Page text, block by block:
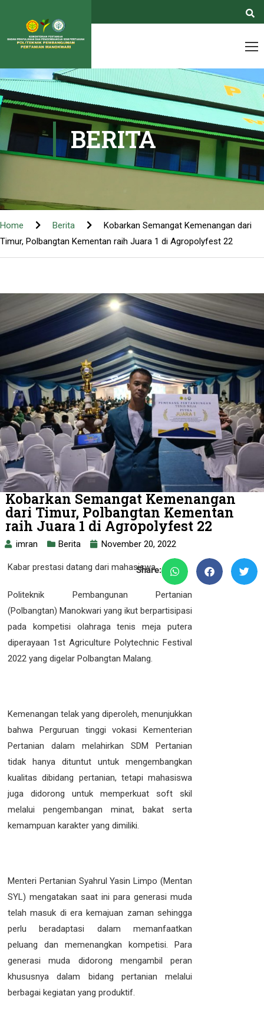
BERITA
Home Berita
Kobarkan Semangat Kemenangan dari
Timur, Polbangtan Kementan raih Juara 1 di Agropolyfest 22
Kobarkan Semangat Kemenangan
dari Timur, Polbangtan Kementan
raih Juara 1 di Agropolyfest 22
imran Berita November 20, 2022
Share:
Kabar prestasi datang dari mahasiswa
Politeknik Pembangunan Pertanian
(Polbangtan) Manokwari yang ikut berpartisipasi
pada kompetisi olahraga tenis meja putera
diperayaan 1st Agriculture Polytechnic Festival
2022 yang digelar Polbangtan Malang.
Kemenangan telak yang diperoleh, menunjukkan
bahwa Perguruan tinggi vokasi Kementerian
Pertanian dalam melahirkan SDM Pertanian
tidak hanya dituntut untuk mengembangkan
kualitas dibidang pertanian, tetapi mahasiswa
juga didorong untuk memperkuat soft skil
melalui pengembangan minat, bakat serta
kemampuan karakter yang dimiliki.
Menteri Pertanian Syahrul Yasin Limpo (Mentan
SYL) mengatakan saat ini para generasi muda
telah masuk di era kemajuan zaman sehingga
perlu beradaptasi dalam memanfaatkan
peluang dan memenangkan kompetisi. Para
generasi muda didorong mengambil peran
khususnya dalam bidang pertanian melalui
berbagai kegiatan yang produktif.